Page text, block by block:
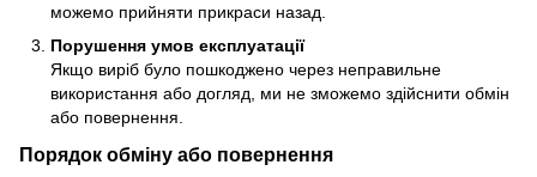
можемо прийняти прикраси назад.
Порушення умов експлуатації
Якщо виріб було пошкоджено через неправильне
використання або догляд, ми не зможемо здійснити обмін
або повернення.
Порядок обміну або повернення